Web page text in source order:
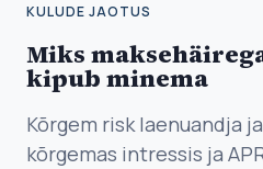
KULUDE JAOTUS
Miks
kipub minema
Kõrgem risk laenuandja
kõrgemas intressis ja